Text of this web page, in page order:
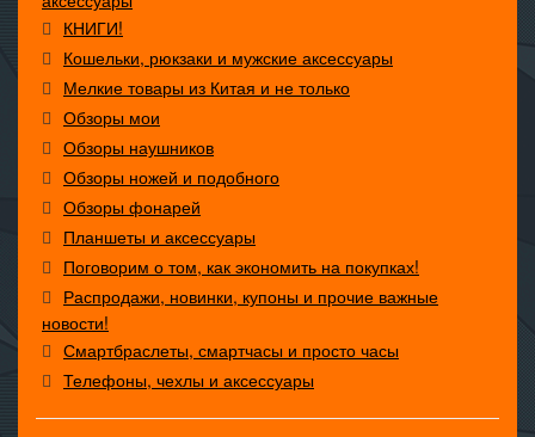
КНИГИ!
Кошельки, рюкзаки и мужские аксессуары
Мелкие товары из Китая и не только
Обзоры мои
Обзоры наушников
Обзоры ножей и подобного
Обзоры фонарей
Планшеты и аксессуары
Поговорим о том, как экономить на покупках!
Распродажи, новинки, купоны и прочие важные
новости!
Смартбраслеты, смартчасы и просто часы
Телефоны, чехлы и аксессуары